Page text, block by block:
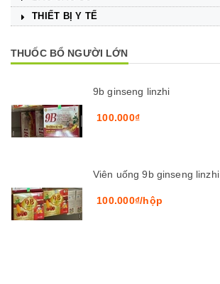
THIẾT BỊ Y TẾ
THUỐC BỔ NGƯỜI LỚN
9b ginseng linzhi
100.000₫
Viên uống 9b ginseng linzhi
100.000₫/hộp